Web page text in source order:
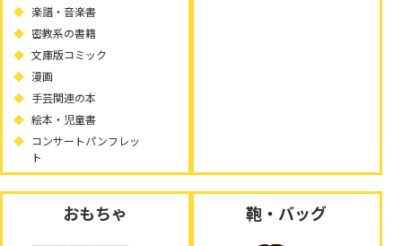
楽譜・音楽書
密教系の書籍
文庫版コミック
漫画
手芸関連の本
絵本・児童書
コンサートパンフレッ
ト
おもちゃ 鞄・バッグ